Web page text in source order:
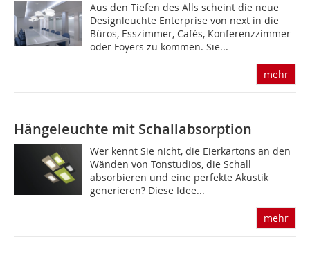
Aus den Tiefen des Alls scheint die neue
Designleuchte Enterprise von next in die
Büros, Esszimmer, Cafés, Konferenzzimmer
oder Foyers zu kommen. Sie...
mehr
Hängeleuchte mit Schallabsorption
Wer kennt Sie nicht, die Eierkartons an den
Wänden von Tonstudios, die Schall
absorbieren und eine perfekte Akustik
generieren? Diese Idee...
mehr